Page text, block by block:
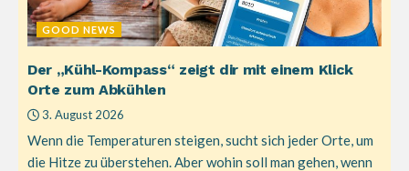
GOOD NEWS
Der „Kühl-Kompass“ zeigt dir mit einem Klick
Orte zum Abkühlen
3. August 2026
Wenn die Temperaturen steigen, sucht sich jeder Orte, um
die Hitze zu überstehen. Aber wohin soll man gehen, wenn